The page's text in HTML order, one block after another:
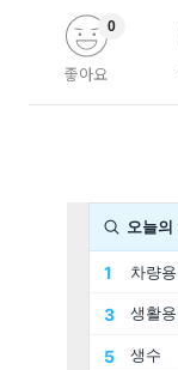
좋아요
0